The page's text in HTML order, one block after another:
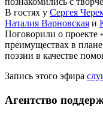
В гостях у Сергея
Наталия Варновская и
Поговорили о проекте
преимуществах в
поэзии в качестве
Запись этого эфира
Агентство